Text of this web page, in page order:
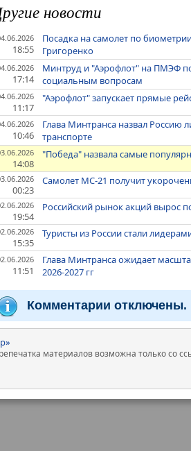
новости
18:55
Посадка на самолет по
Григоренко
17:14
Минтруд и "Аэрофлот" на ПМЭФ
социальным вопросам
11:17
"Аэрофлот" запускает прямые
10:46
Глава Минтранса назвал Россию
транспорте
14:08
"Победа" назвала самые
00:23
Самолет МС-21 получит
19:54
Российский рынок акций вырос
15:35
Туристы из России стали
11:51
Глава Минтранса ожидает
2026-2027 гг
Комментарии отключены.
материалов возможна только со